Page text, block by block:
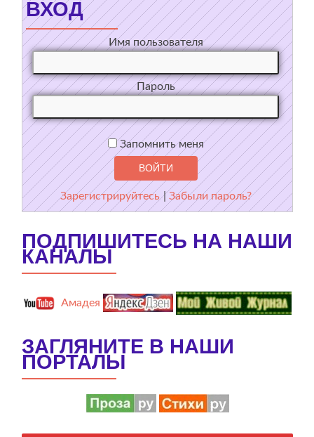
ВХОД
Имя пользователя
Пароль
Запомнить меня
Зарегистрируйтесь |Забыли пароль?
ПОДПИШИТЕСЬ НА НАШИ
КАНАЛЫ
Амадея
ЗАГЛЯНИТЕ В НАШИ
ПОРТАЛЫ